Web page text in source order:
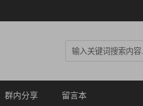
群内分享 留言本